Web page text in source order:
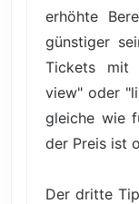
erhöhte
günstiger
Tickets mit
view" oder
gleiche wie
der Preis ist
Der dritte